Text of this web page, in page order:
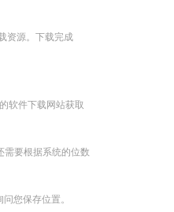
资源。下载完成
软件下载网站获取
需要根据系统的位数
您保存位置。